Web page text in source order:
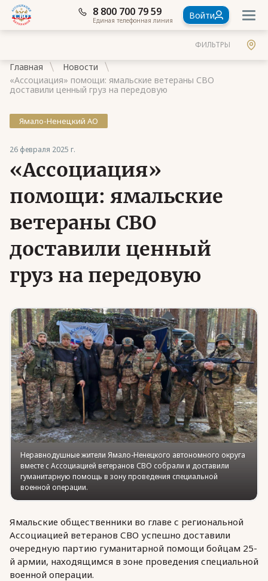
8 800 700 79 59
Единая телефонная линия Войти
ФИЛЬТРЫ
Главная
Новости
«Ассоциация» помощи: ямальские ветераны СВО
доставили ценный груз на передовую
Ямало-Ненецкий АО
26 февраля 2025 г.
«Ассоциация»
помощи: ямальские
ветераны СВО
доставили ценный
груз на передовую
Неравнодушные жители Ямало-Ненецкого автономного округа
вместе с Ассоциацией ветеранов СВО собрали и доставили
гуманитарную помощь в зону проведения специальной
военной операции.
Ямальские общественники во главе с региональной
Ассоциацией ветеранов СВО успешно доставили
очередную партию гуманитарной помощи бойцам 25-
й армии, находящимся в зоне проведения специальной
военной операции.
Контакты
Стать членом Ассоциации ветеранов СВО
Ассоциация в субъектах России
Частые вопросы
Юридическая помощь
Региональные меры поддержки